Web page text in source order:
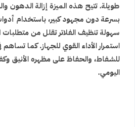
طويلة. تتيح هذه الميزة إزالة الدهون
بسرعة دون مجهود كبير، باستخدام
سهولة تنظيف الفلاتر تقلل من
استمرار الأداء القوي للجهاز. كما تساهم
للشفاط، والحفاظ على مظهره الأنيق
اليومي.